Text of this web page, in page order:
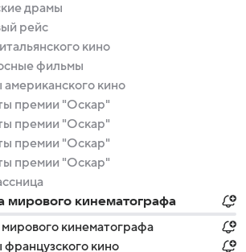
драмы
рейс
кино
фильмы
кино
премии "Оскар"
премии "Оскар"
премии "Оскар"
премии "Оскар"
мирового кинематографа
мирового кинематографа
кино